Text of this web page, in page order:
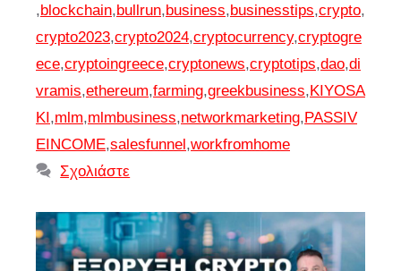
,blockchain,bullrun,business,businesstips,crypto,
crypto2023,crypto2024,cryptocurrency,cryptogre
ece,cryptoingreece,cryptonews,cryptotips,dao,di
vramis,ethereum,farming,greekbusiness,KIYOSA
KI,mlm,mlmbusiness,networkmarketing,PASSIV
EINCOME,salesfunnel,workfromhome
Σχολιάστε